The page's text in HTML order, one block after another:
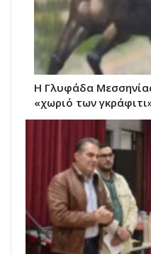
Η Γλυφάδα
«χωριό των